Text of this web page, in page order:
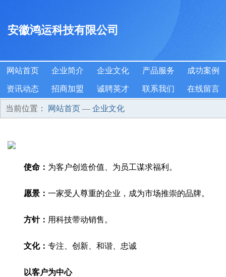
安徽鸿运科技有限公司
网站首页 企业简介 企业文化 产品服务 成功案例
资讯动态 招商加盟 诚聘英才 联系我们 在线留言
当前位置： 网站首页 — 企业文化
使命： 为客户创造价值、为员工谋求福利。
愿景： 一家受人尊重的企业，成为市场推崇的品牌。
方针： 用科技带动销售。
文化： 专注、创新、和谐、忠诚
以客户为中心